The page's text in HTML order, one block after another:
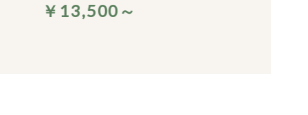
￥13,500～